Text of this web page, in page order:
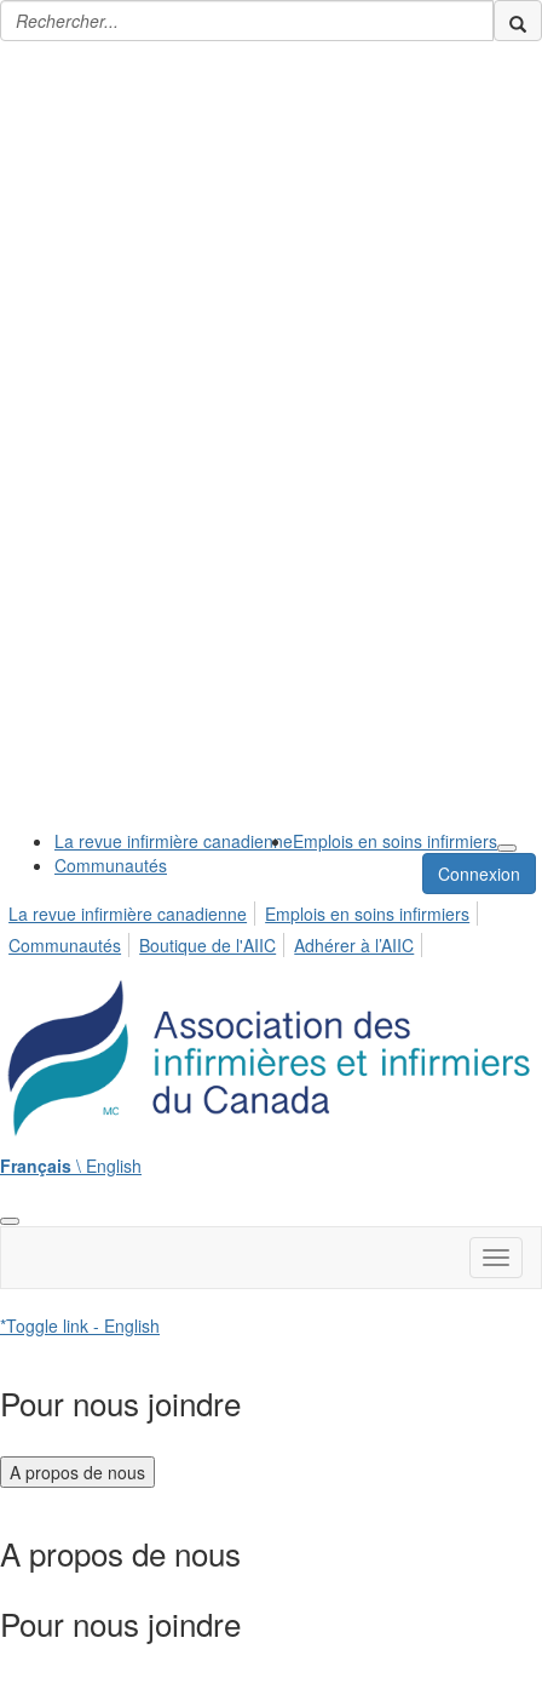
La revue infirmière canadienneEmplois en soins infirmiers
Communautés
Connexion
La revue infirmière canadienne
Emplois en soins infirmiers
Communautés
Boutique de l'AIIC Adhérer à l’AIIC
Français \ English
*Toggle link - English
Pour nous joindre
A propos de nous
A propos de nous
Pour nous joindre